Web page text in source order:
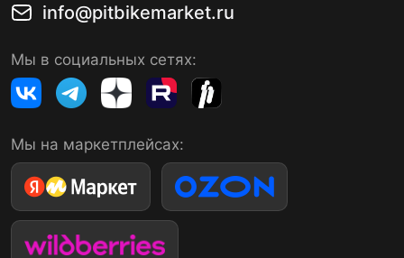
info@pitbikemarket.ru
Мы в социальных сетях:
Мы на маркетплейсах: